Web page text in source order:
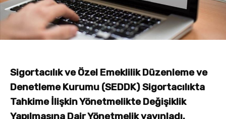
Sigortacılık ve Özel Emeklilik Düzenleme ve
Denetleme Kurumu (SEDDK)Sigortacılıkta
Tahkime İlişkin Yönetmelikte Değişiklik
Yapılmasına Dair Yönetmelikyayınladı.